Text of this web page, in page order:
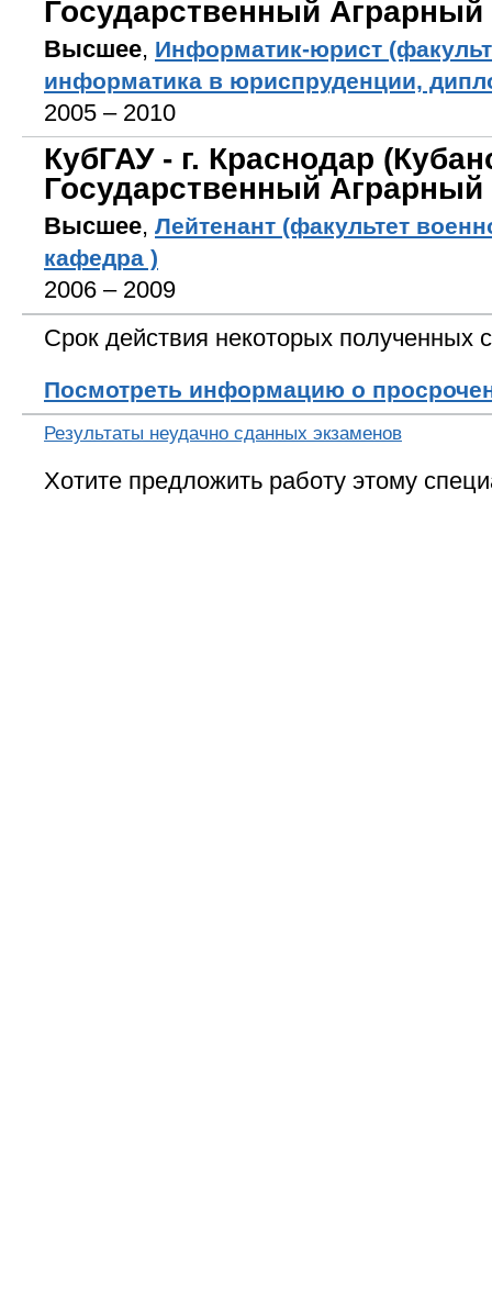
Государственный Аграрный
Высшее, Информатик-юрист
информатика в юриспруденции,
2005 – 2010
КубГАУ - г. Краснодар
Государственный Аграрный
Высшее, Лейтенант (факультет
кафедра )
2006 – 2009
Срок действия некоторых полученных
Посмотреть информацию о
Результаты неудачно сданных экзаменов
Хотите предложить работу этому